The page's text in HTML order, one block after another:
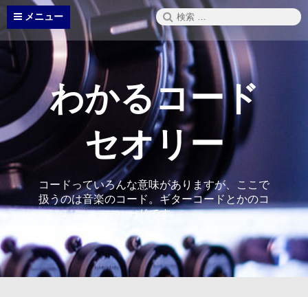
コ
テ
ン
ッ
プ
メニュー
検
索:
わかるコード
セオリー
コードっていろんな意味がありますが、ここで
扱うのは音楽のコード。ギターコードとかのコ
ードです。